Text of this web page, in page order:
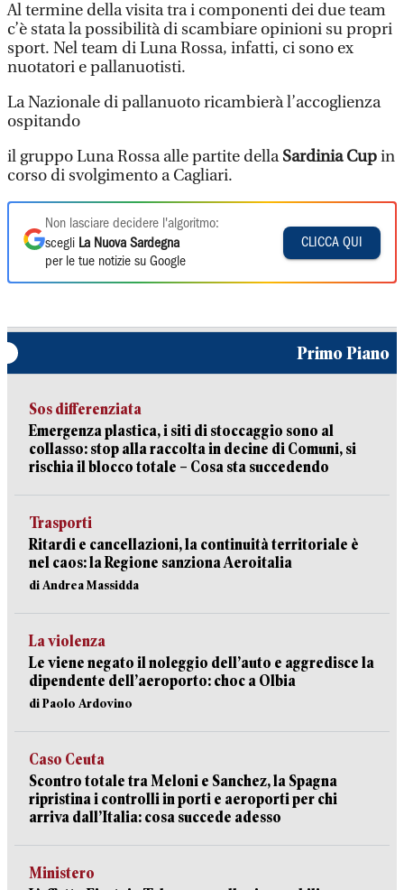
Al termine della visita tra i componenti dei due team
c’è stata la possibilità di scambiare opinioni su propri
sport. Nel team di Luna Rossa, infatti, ci sono ex
nuotatori e pallanuotisti.
La Nazionale di pallanuoto ricambierà l’accoglienza
ospitando
il gruppo Luna Rossa alle partite dellaSardinia Cupin
corso di svolgimento a Cagliari.
Non lasciare decidere l'algoritmo:
scegli La Nuova Sardegna
per le tue notizie su Google
CLICCA QUI
Primo Piano
Sos differenziata
Emergenza plastica, i siti di stoccaggio sono al
collasso: stop alla raccolta in decine di Comuni, si
rischia il blocco totale – Cosa sta succedendo
Trasporti
Ritardi e cancellazioni, la continuità territoriale è
nel caos: la Regione sanziona Aeroitalia
di Andrea Massidda
La violenza
Le viene negato il noleggio dell’auto e aggredisce la
dipendente dell’aeroporto: choc a Olbia
di Paolo Ardovino
Caso Ceuta
Scontro totale tra Meloni e Sanchez, la Spagna
ripristina i controlli in porti e aeroporti per chi
arriva dall’Italia: cosa succede adesso
Ministero